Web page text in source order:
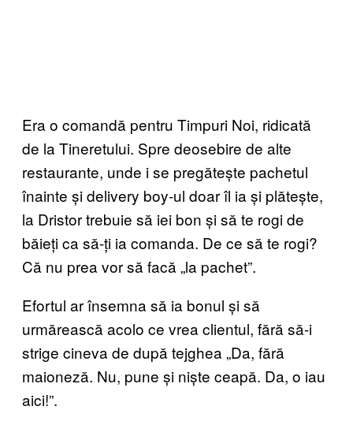
Era o comandă pentru Timpuri Noi, ridicată
de la Tineretului. Spre deosebire de alte
restaurante, unde i se pregătește pachetul
înainte și delivery boy-ul doar îl ia și plătește,
la Dristor trebuie să iei bon și să te rogi de
băieți ca să-ți ia comanda. De ce să te rogi?
Că nu prea vor să facă „la pachet”.
Efortul ar însemna să ia bonul și să
urmărească acolo ce vrea clientul, fără să-i
strige cineva de după tejghea „Da, fără
maioneză. Nu, pune și niște ceapă. Da, o iau
aici!”.